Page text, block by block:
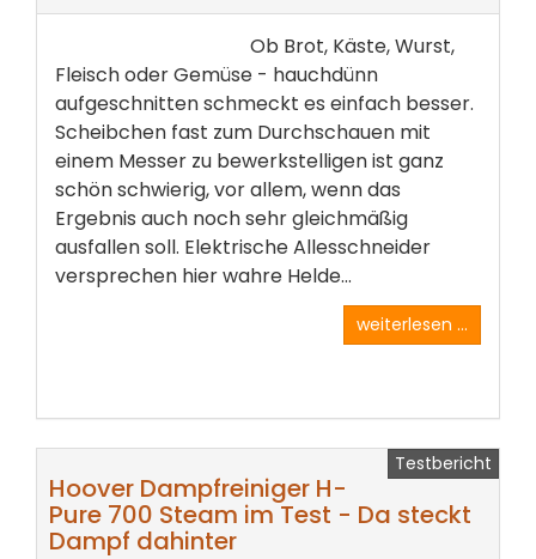
Ob Brot, Käste, Wurst,
Fleisch oder Gemüse - hauchdünn
aufgeschnitten schmeckt es einfach besser.
Scheibchen fast zum Durchschauen mit
einem Messer zu bewerkstelligen ist ganz
schön schwierig, vor allem, wenn das
Ergebnis auch noch sehr gleichmäßig
ausfallen soll. Elektrische Allesschneider
versprechen hier wahre Helde...
weiterlesen ...
Testbericht
Hoover Dampfreiniger H-
Pure 700 Steam im Test - Da steckt
Dampf dahinter